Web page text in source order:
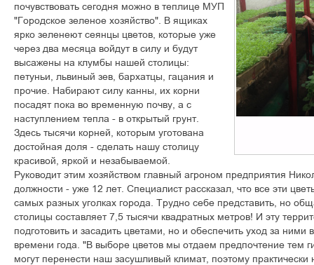
почувствовать сегодня можно в теплице МУП
"Городское зеленое хозяйство". В ящиках
ярко зеленеют сеянцы цветов, которые уже
через два месяца войдут в силу и будут
высажены на клумбы нашей столицы:
петуньи, львиный зев, бархатцы, гацания и
прочие. Набирают силу канны, их корни
посадят пока во временную почву, а с
наступлением тепла - в открытый грунт.
Здесь тысячи корней, которым уготована
достойная доля - сделать нашу столицу
красивой, яркой и незабываемой.
Руководит этим хозяйством главный агроном предприятия
должности - уже 12 лет. Специалист рассказал, что все эти
самых разных уголках города. Трудно себе представить, но
столицы составляет 7,5 тысячи квадратных метров! И эту
подготовить и засадить цветами, но и обеспечить уход за ними
времени года. "В выборе цветов мы отдаем предпочтение тем
могут перенести наш засушливый климат, поэтому